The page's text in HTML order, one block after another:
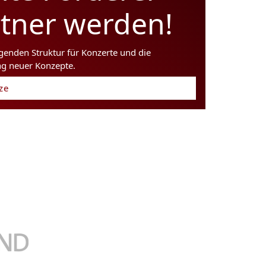
werden!
Struktur für Konzerte und die
neuer Konzepte.